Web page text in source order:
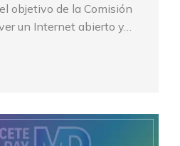
objetivo de la Comisión
un Internet abierto y…